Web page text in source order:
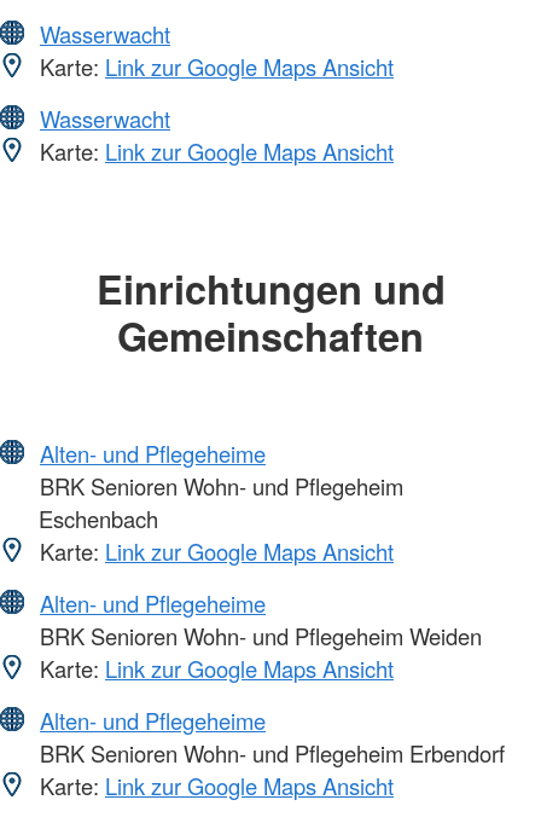
Wasserwacht
Karte: Link zur Google Maps Ansicht
Wasserwacht
Karte: Link zur Google Maps Ansicht
Einrichtungen und
Gemeinschaften
Alten- und Pflegeheime
BRK Senioren Wohn- und Pflegeheim
Eschenbach
Karte: Link zur Google Maps Ansicht
Alten- und Pflegeheime
BRK Senioren Wohn- und Pflegeheim Weiden
Karte: Link zur Google Maps Ansicht
Alten- und Pflegeheime
BRK Senioren Wohn- und Pflegeheim Erbendorf
Karte: Link zur Google Maps Ansicht